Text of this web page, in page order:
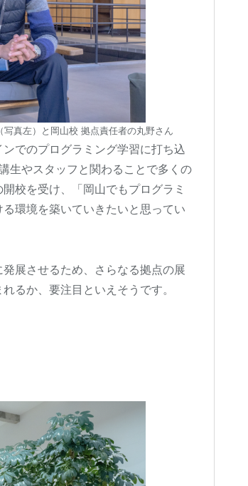
真左）と岡山校 拠点責任者の丸野さん
でのプログラミング学習に打ち込
生やスタッフと関わることで多くの
校を受け、「岡山でもプログラミ
環境を築いていきたいと思ってい
展させるため、さらなる拠点の展
るか、要注目といえそうです。